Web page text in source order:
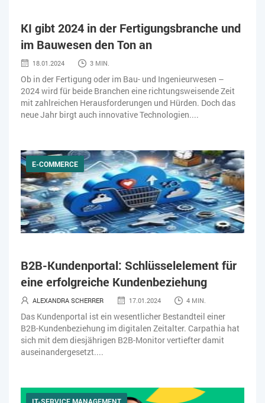
KI gibt 2024 in der Fertigungsbranche und
im Bauwesen den Ton an
18.01.2024 3 MIN.
Ob in der Fertigung oder im Bau- und Ingenieurwesen –
2024 wird für beide Branchen eine richtungsweisende Zeit
mit zahlreichen Herausforderungen und Hürden. Doch das
neue Jahr birgt auch innovative Technologien....
E-COMMERCE
B2B-Kundenportal: Schlüsselelement für
eine erfolgreiche Kundenbeziehung
ALEXANDRA SCHERRER 17.01.2024 4 MIN.
Das Kundenportal ist ein wesentlicher Bestandteil einer
B2B-Kundenbeziehung im digitalen Zeitalter. Carpathia hat
sich mit dem diesjährigen B2B-Monitor vertiefter damit
auseinandergesetzt....